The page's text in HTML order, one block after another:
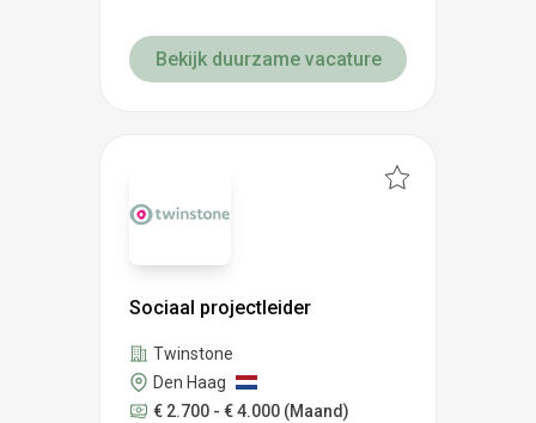
Bekijk duurzame vacature
Sociaal projectleider
Twinstone
Den Haag
€ 2.700 - € 4.000 (Maand)